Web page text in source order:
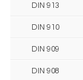
DIN 913
DIN 910
DIN 909
DIN 908